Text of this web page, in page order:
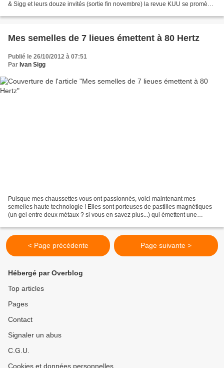
& Sigg et leurs douze invités (sortie fin novembre) la revue KUU se promène
Mes semelles de 7 lieues émettent à 80 Hertz
Publié le 26/10/2012 à 07:51
Par Ivan Sigg
Puisque mes chaussettes vous ont passionnés, voici maintenant mes
semelles haute technologie ! Elles sont porteuses de pastilles magnétiques
(un gel entre deux métaux ? si vous en savez plus...) qui émettent une
< Page précédente Page suivante >
Hébergé par Overblog
Top articles
Pages
Contact
Signaler un abus
C.G.U.
Cookies et données personnelles